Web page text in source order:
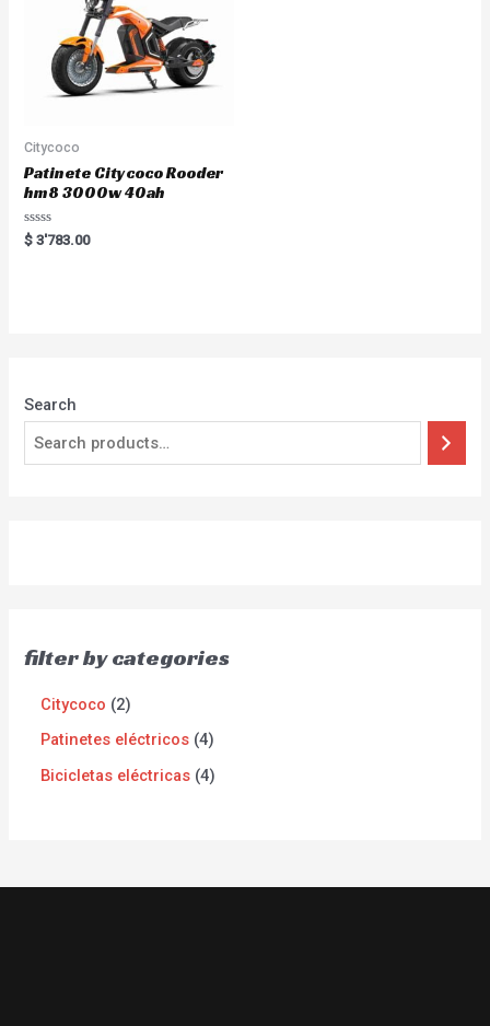
Search
filter by categories
Citycoco 2
Patinetes eléctricos 4
Bicicletas eléctricas 4
Citycoco
Patinete Citycoco Rooder
hm8 3000w 40ah
Rated
0
$ 3'783.00